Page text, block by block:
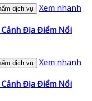
dịch vụ Xem nhanh
Địa Điểm Nổi
dịch vụ Xem nhanh
Địa Điểm Nổi